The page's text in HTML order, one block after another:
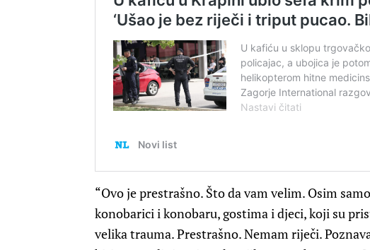
“Ovo je prestrašno. Što da vam velim. Osim
konobarici i konobaru, gostima i djeci, koji su
velika trauma. Prestrašno. Nemam riječi.